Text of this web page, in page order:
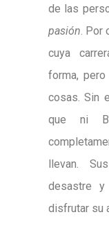
de las
pasión. Por
cuya
forma,
cosas. Sin
que ni
llevan.
desastre y
disfrutar su